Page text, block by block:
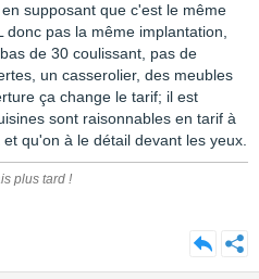
supposant que c'est le même
pas la même implantation,
de 30 coulissant, pas de
un casserolier, des meubles
ça change le tarif; il est
sont raisonnables en tarif à
qu'on à le détail devant les yeux.
plus tard !